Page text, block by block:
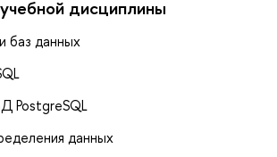
дисциплины
баз данных
PostgreSQL
данных